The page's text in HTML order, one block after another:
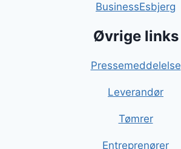
BusinessEsbjerg
Øvrige links
Pressemeddelelse
Leverandør
Tømrer
Entreprenører